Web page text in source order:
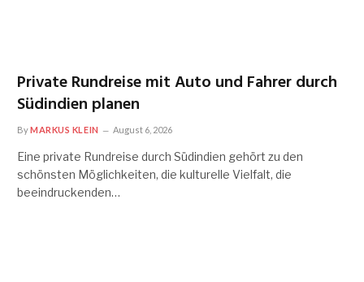
Private Rundreise mit Auto und Fahrer durch
Südindien planen
ByMARKUS KLEIN August 6, 2026
Eine private Rundreise durch Südindien gehört zu den
schönsten Möglichkeiten, die kulturelle Vielfalt, die
beeindruckenden…